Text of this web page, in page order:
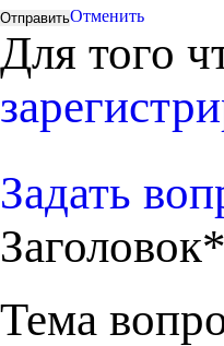
Отменить
Для того
Задать
Заголовок*
Тема